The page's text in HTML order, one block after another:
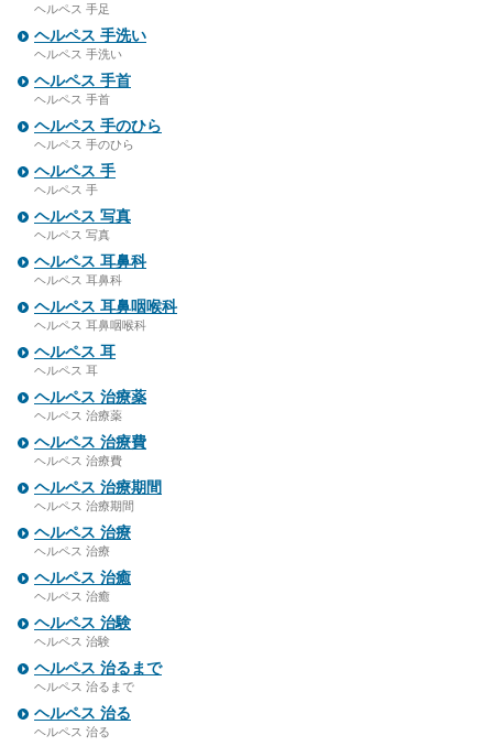
ヘルペス 手足
ヘルペス 手洗い
ヘルペス 手洗い
ヘルペス 手首
ヘルペス 手首
ヘルペス 手のひら
ヘルペス 手のひら
ヘルペス 手
ヘルペス 手
ヘルペス 写真
ヘルペス 写真
ヘルペス 耳鼻科
ヘルペス 耳鼻科
ヘルペス 耳鼻咽喉科
ヘルペス 耳鼻咽喉科
ヘルペス 耳
ヘルペス 耳
ヘルペス 治療薬
ヘルペス 治療薬
ヘルペス 治療費
ヘルペス 治療費
ヘルペス 治療期間
ヘルペス 治療期間
ヘルペス 治療
ヘルペス 治療
ヘルペス 治癒
ヘルペス 治癒
ヘルペス 治験
ヘルペス 治験
ヘルペス 治るまで
ヘルペス 治るまで
ヘルペス 治る
ヘルペス 治る